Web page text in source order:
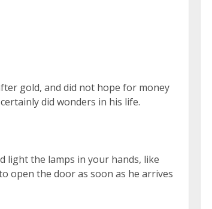
gold, and did not hope for money
did wonders in his life.
light the lamps in your hands, like
open the door as soon as he arrives